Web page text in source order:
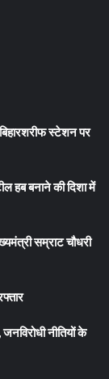
स्टेशन पर
हब बनाने की दिशा में
सम्राट चौधरी
नीतियों के